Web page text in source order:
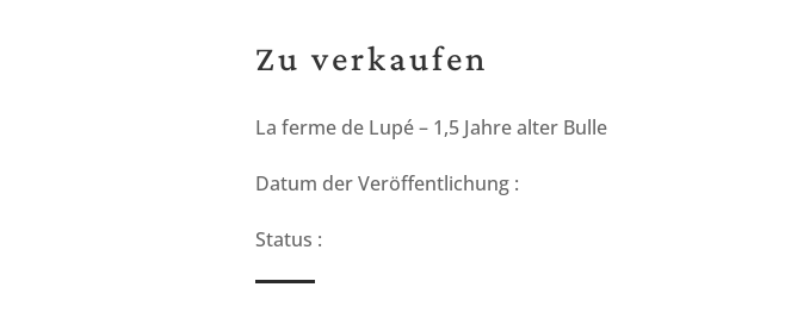
Zu verkaufen
La ferme de Lupé – 1,5 Jahre alter Bulle
Datum der Veröffentlichung :
Status :